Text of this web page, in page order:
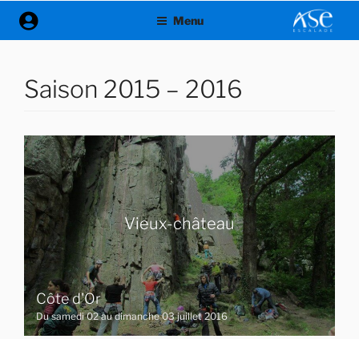
Aller
Menu
Saison 2015 – 2016
Vieux-château
Côte d'Or
Du samedi 02 au dimanche 03 juillet 2016